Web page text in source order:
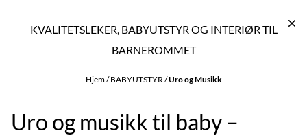
KVALITETSLEKER, BABYUTSTYR OG INTERIØR TIL
BARNEROMMET
Hjem/BABYUTSTYR /Uro og Musikk
Uro og musikk til baby –